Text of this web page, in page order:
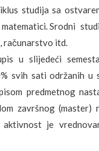
studija sa
Srodni
računarstvo itd.
u slijedeći
svih sati održanih u
predmetnog
završnog (master)
aktivnost je